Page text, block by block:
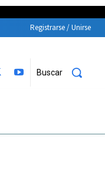
Registrarse / Unirse
Buscar